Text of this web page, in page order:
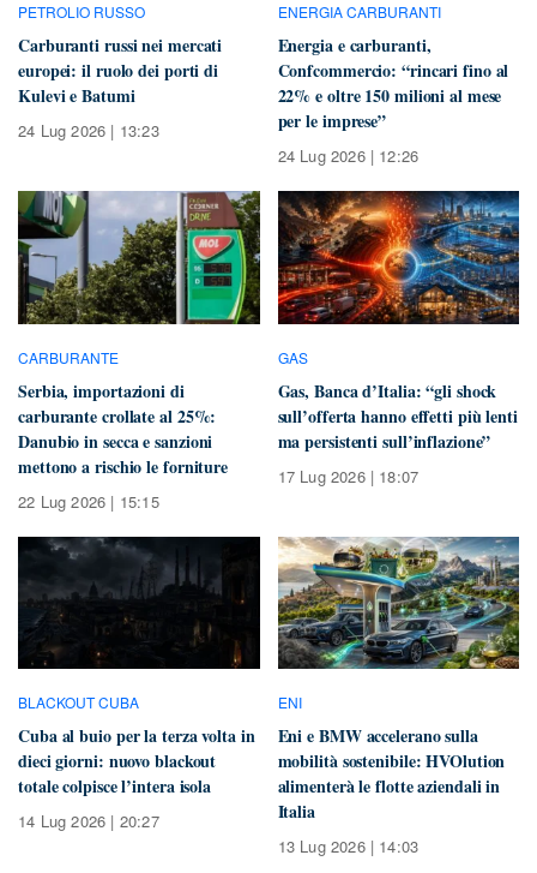
PETROLIO RUSSO
Carburanti russi nei mercati
europei: il ruolo dei porti di
Kulevi e Batumi
24 Lug 2026 | 13:23
ENERGIA CARBURANTI
Energia e carburanti,
Confcommercio: “rincari fino al
22% e oltre 150 milioni al mese
per le imprese”
24 Lug 2026 | 12:26
CARBURANTE
Serbia, importazioni di
carburante crollate al 25%:
Danubio in secca e sanzioni
mettono a rischio le forniture
22 Lug 2026 | 15:15
GAS
Gas, Banca d’Italia: “gli shock
sull’offerta hanno effetti più lenti
ma persistenti sull’inflazione”
17 Lug 2026 | 18:07
BLACKOUT CUBA
Cuba al buio per la terza volta in
dieci giorni: nuovo blackout
totale colpisce l’intera isola
14 Lug 2026 | 20:27
ENI
Eni e BMW accelerano sulla
mobilità sostenibile: HVOlution
alimenterà le flotte aziendali in
Italia
13 Lug 2026 | 14:03